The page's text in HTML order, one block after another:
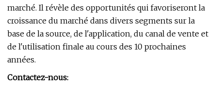
marché. Il révèle des opportunités qui favoriseront la
croissance du marché dans divers segments sur la
base de la source, de l'application, du canal de vente et
de l'utilisation finale au cours des 10 prochaines
années.
Contactez-nous: